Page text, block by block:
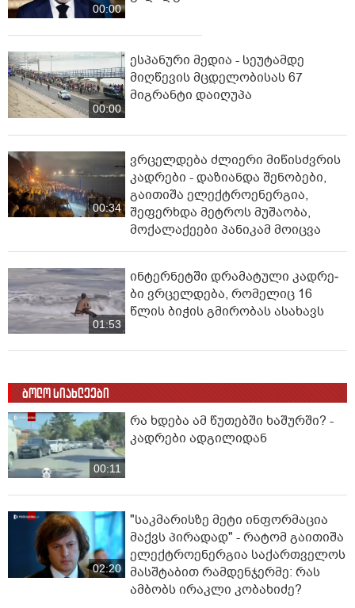
00:00
00:00
ესპანური მედია - სეუტამდე
მიღწევის მცდელობისას 67
მიგრანტი დაიღუპა
00:34
ვრცელდება ძლიერი მიწისძვრის
კადრები - დაზიანდა შენობები,
გაითიშა ელექტროენერგია,
შეფერხდა მეტროს მუშაობა,
მოქალაქეები პანიკამ მოიცვა
01:53
ინ­ტერ­ნეტ­ში დრა­მა­ტუ­ლი კად­რე­
ბი ვრცელდება, რომელიც 16
წლის ბიჭის გმირობას ასახავს
ბოლო სიახლეები
00:11
რა ხდება ამ წუთებში ხაშურში? -
კადრები ადგილიდან
02:20
"საკმარისზე მეტი ინფორმაცია
მაქვს პირადად" - რატომ გაითიშა
ელექტროენერგია საქართველოს
მასშტაბით რამდენჯერმე: რას
ამბობს ირაკლი კობახიძე?